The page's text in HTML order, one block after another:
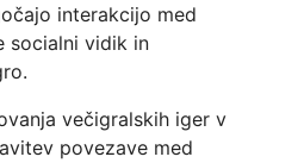
interakcijo med
socialni vidik in
večigralskih iger v
povezave med